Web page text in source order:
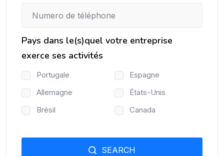
Pays dans le(s)quel votre entreprise
exerce ses activités
Portugale
Espagne
Allemagne
États-Unis
Brésil
Canada
SEARCH